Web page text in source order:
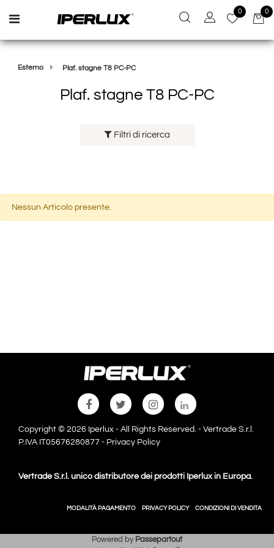
Open menu
0 0
Esterno Plaf. stagne T8 PC-PC
Plaf. stagne T8 PC-PC
Filtri di ricerca
Nessun Articolo presente.
Copyright © 2026 Iperlux - All Rights Reserved. - Vertrade S.r.l.
P.IVA IT05676280877 - Privacy Policy
Vertrade S.r.l. unico distributore dei prodotti Iperlux in Europa.
MODALITÀ PAGAMENTO PRIVACY POLICY CONDIZIONI DI VENDITA
Powered by Passepartout